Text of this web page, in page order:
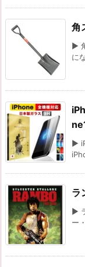
角
▶
に
▶
ラ
▶
ー